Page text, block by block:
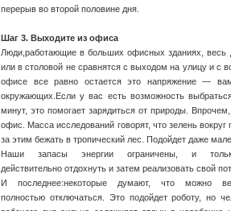
перерыв во второй половине дня.
Шаг 3. Выходите из офиса
Люди,работающие в больших офисных зданиях, весь
или в столовой не сравнятся с выходом на улицу и с
офисе все равно остается это напряжение —
окружающих.Если у вас есть возможность
минут, это помогает зарядиться от природы.
офис. Масса исследований говорят, что зелень вокруг
за этим бежать в тропический лес. Подойдет даже
Наши запасы энергии ограничены, и
действительно отдохнуть и затем реализовать свой
И последнее:некоторые думают, что можно
полностью отключаться. Это подойдет роботу, но